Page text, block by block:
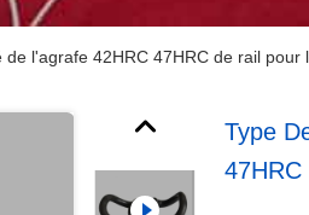
l'agrafe 42HRC 47HRC de rail pour
Type